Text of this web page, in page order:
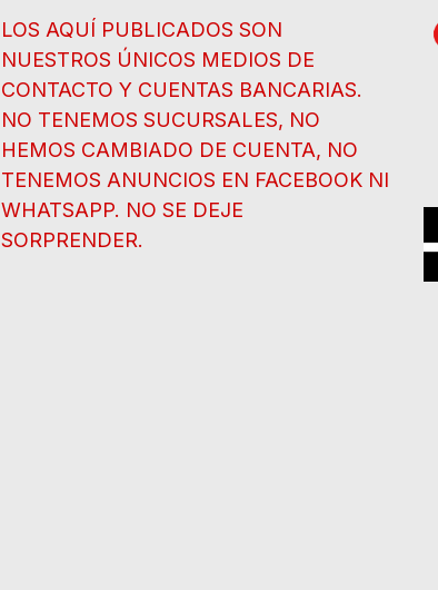
LOS AQUÍ PUBLICADOS SON
NUESTROS ÚNICOS MEDIOS DE
CONTACTO Y CUENTAS BANCARIAS.
NO TENEMOS SUCURSALES, NO
HEMOS CAMBIADO DE CUENTA, NO
TENEMOS ANUNCIOS EN FACEBOOK NI
WHATSAPP. NO SE DEJE
SORPRENDER.